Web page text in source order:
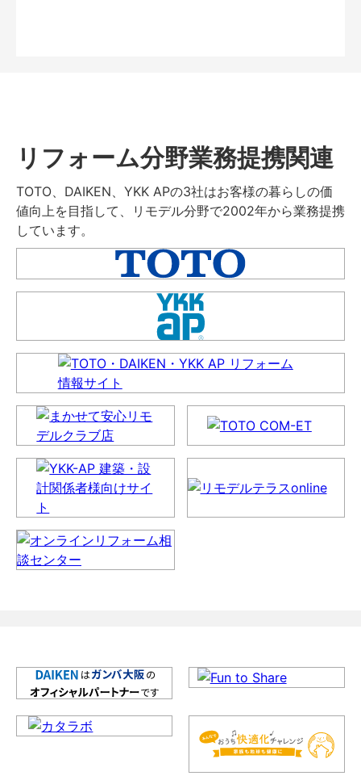
リフォーム分野業務提携関連
TOTO、DAIKEN、YKK APの3社はお客様の暮らしの価
値向上を目指して、リモデル分野で2002年から業務提携
しています。